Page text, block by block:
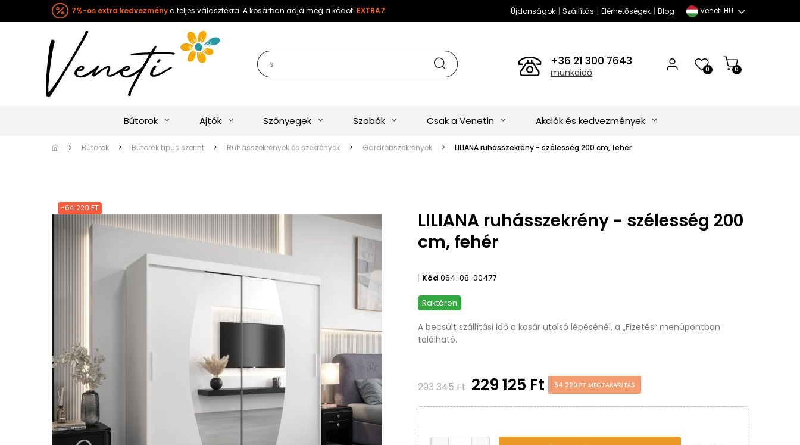
7%-os extra kedvezménya teljes választékra. A kosárban adja meg a kódot: EXTRA7 Újdonságok| Szállítás | Elérhetőségek| Blog Veneti HU
+36 21 300 7643
munkaidő 0 0
Bútorok Ajtók Szőnyegek Szobák Csak a Venetin Akciók és kedvezmények
Bútorok Bútorok típus szerint Ruhásszekrények és szekrények Gardróbszekrények LILIANA ruhásszekrény - szélesség 200 cm, fehér
-64 220 FT
LILIANA ruhásszekrény - szélesség 200
cm, fehér
Kód 064-08-00477
Raktáron
A becsült szállítási idő a kosár utolsó lépésénél, a „Fizetés“ menüpontban
található.
293 345 Ft 229 125 Ft 64 220 FT MEGTAKARÍTÁS